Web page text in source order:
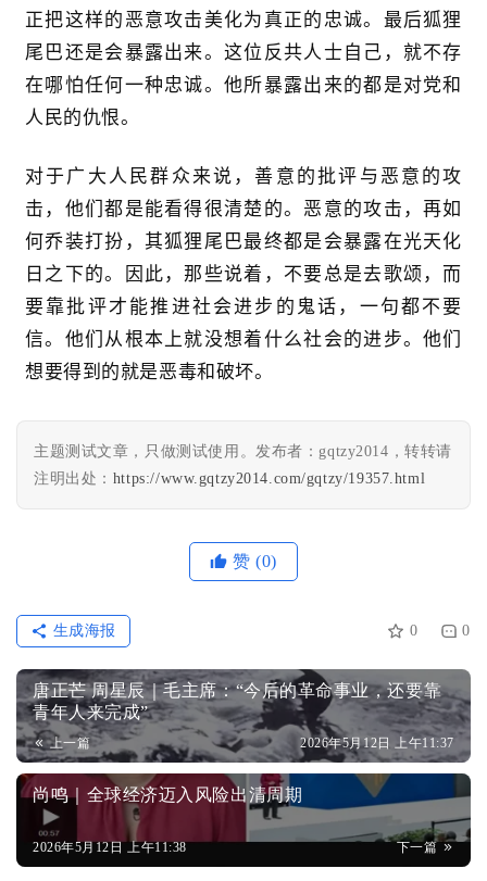
正把这样的恶意攻击美化为真正的忠诚。最后狐狸
尾巴还是会暴露出来。这位反共人士自己，就不存
在哪怕任何一种忠诚。他所暴露出来的都是对党和
人民的仇恨。
对于广大人民群众来说，善意的批评与恶意的攻
击，他们都是能看得很清楚的。恶意的攻击，再如
何乔装打扮，其狐狸尾巴最终都是会暴露在光天化
日之下的。因此，那些说着，不要总是去歌颂，而
要靠批评才能推进社会进步的鬼话，一句都不要
信。他们从根本上就没想着什么社会的进步。他们
想要得到的就是恶毒和破坏。
主题测试文章，只做测试使用。发布者：gqtzy2014，转转请
注明出处： https://www.gqtzy2014.com/gqtzy/19357.html
赞 (0)
0 0
生成海报
唐正芒 周星辰｜毛主席：“今后的革命事业，还要靠
青年人来完成”
上一篇 2026年5月12日 上午11:37
尚鸣｜全球经济迈入风险出清周期
下一篇
2026年5月12日 上午11:38